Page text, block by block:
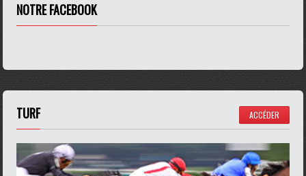
NOTRE FACEBOOK
TURF ACCÉDER